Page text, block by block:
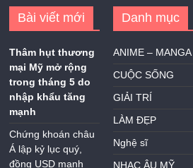
Bài viết mới
Thâm hụt thương
mại Mỹ mở rộng
trong tháng 5 do
nhập khẩu tăng
mạnh
Chứng khoán châu
Á lập kỷ lục quý,
đồng USD mạnh
Danh mục
ANIME – MANGA
CUỘC SỐNG
GIẢI TRÍ
LÀM ĐẸP
Nghệ sĩ
NHẠC ÂU MỸ